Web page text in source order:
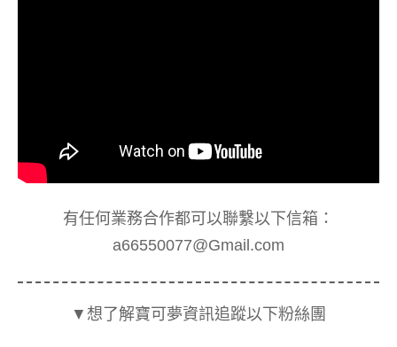
有任何業務合作都可以聯繫以下信箱：
a66550077@Gmail.com
▼想了解寶可夢資訊追蹤以下粉絲團